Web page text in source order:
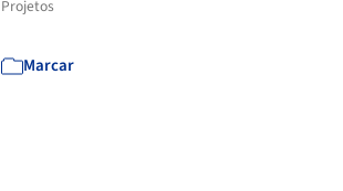
Projetos
Marcar